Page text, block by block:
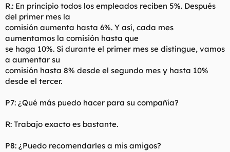
R.: En principio todos los empleados reciben 5%. Después
del primer mes la
comisión aumenta hasta 6%. Y así, cada mes
aumentamos la comisión hasta que
se haga 10%. Si durante el primer mes se distingue, vamos
a aumentar su
comisión hasta 8% desde el segundo mes y hasta 10%
desde el tercer.
P7: ¿Qué más puedo hacer para su compañía?
R: Trabajo exacto es bastante.
P8: ¿Puedo recomendarles a mis amigos?